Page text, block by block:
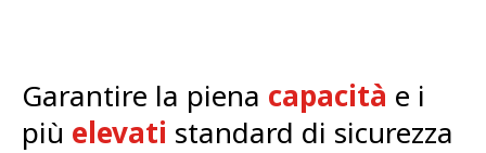
Garantire la piena capacità e i
più elevati standard di sicurezza